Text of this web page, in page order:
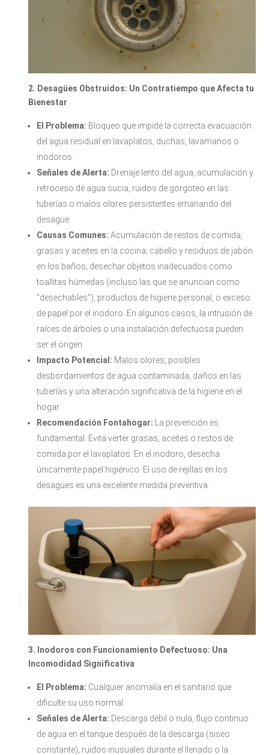
2. Desagües Obstruidos: Un Contratiempo que Afecta tu
Bienestar
El Problema: Bloqueo que impide la correcta evacuación
del agua residual en lavaplatos, duchas, lavamanos o
inodoros.
Señales de Alerta: Drenaje lento del agua, acumulación y
retroceso de agua sucia, ruidos de gorgoteo en las
tuberías o malos olores persistentes emanando del
desagüe.
Causas Comunes: Acumulación de restos de comida,
grasas y aceites en la cocina; cabello y residuos de jabón
en los baños; desechar objetos inadecuados como
toallitas húmedas (incluso las que se anuncian como
"desechables"), productos de higiene personal, o exceso
de papel por el inodoro. En algunos casos, la intrusión de
raíces de árboles o una instalación defectuosa pueden
ser el origen.
Impacto Potencial: Malos olores, posibles
desbordamientos de agua contaminada, daños en las
tuberías y una alteración significativa de la higiene en el
hogar.
Recomendación Fontahogar: La prevención es
fundamental. Evita verter grasas, aceites o restos de
comida por el lavaplatos. En el inodoro, desecha
únicamente papel higiénico. El uso de rejillas en los
desagües es una excelente medida preventiva.
3. Inodoros con Funcionamiento Defectuoso: Una
Incomodidad Significativa
El Problema: Cualquier anomalía en el sanitario que
dificulte su uso normal.
Señales de Alerta: Descarga débil o nula, flujo continuo
de agua en el tanque después de la descarga (siseo
constante), ruidos inusuales durante el llenado o la